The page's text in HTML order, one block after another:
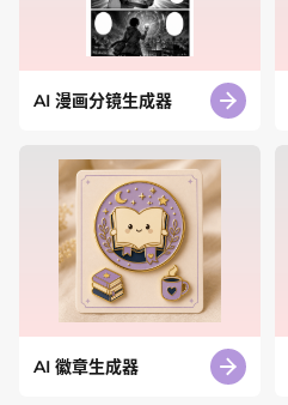
AI 漫画分镜生成器
AI 徽章生成器